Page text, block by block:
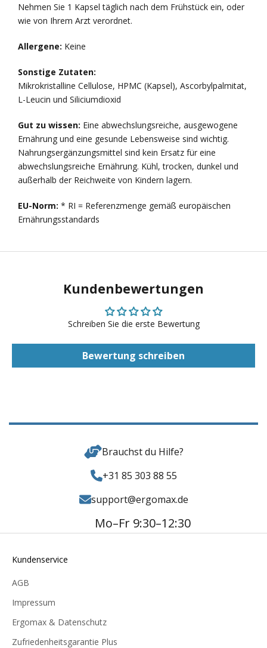
Nehmen Sie 1 Kapsel täglich nach dem Frühstück ein, oder
wie von Ihrem Arzt verordnet.
Allergene: Keine
Sonstige Zutaten:
Mikrokristalline Cellulose, HPMC (Kapsel), Ascorbylpalmitat,
L-Leucin und Siliciumdioxid
Gut zu wissen: Eine abwechslungsreiche, ausgewogene
Ernährung und eine gesunde Lebensweise sind wichtig.
Nahrungsergänzungsmittel sind kein Ersatz für eine
abwechslungsreiche Ernährung. Kühl, trocken, dunkel und
außerhalb der Reichweite von Kindern lagern.
EU-Norm: * RI = Referenzmenge gemäß europäischen
Ernährungsstandards
Kundenbewertungen
Schreiben Sie die erste Bewertung
Bewertung schreiben
Brauchst du Hilfe?
+31 85 303 88 55
support@ergomax.de
Mo–Fr 9:30–12:30
Kundenservice
AGB
Impressum
Ergomax & Datenschutz
Zufriedenheitsgarantie Plus